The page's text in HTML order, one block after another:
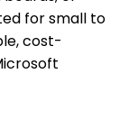
for small to
cost-